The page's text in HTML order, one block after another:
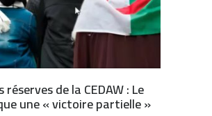
réserves de la CEDAW : Le
une « victoire partielle »